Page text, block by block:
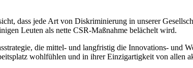
dass jede Art von Diskriminierung in unserer
Leuten als nette CSR-Maßnahme belächelt wird.
die mittel- und langfristig die Innovations- und
wohlfühlen und in ihrer Einzigartigkeit von allen